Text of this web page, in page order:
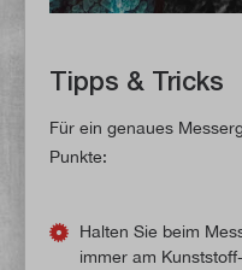
Tipps & Tricks
Für ein genaues
Punkte:
Halten Sie beim
immer am